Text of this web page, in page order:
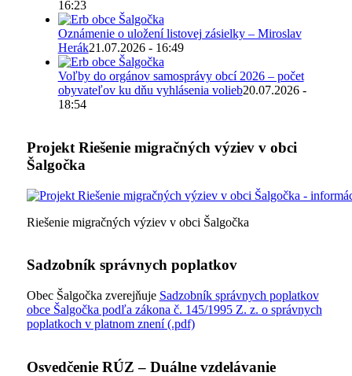
16:23
Oznámenie o uložení listovej zásielky – Miroslav
Herák21.07.2026 - 16:49
Voľby do orgánov samosprávy obcí 2026 – počet
obyvateľov ku dňu vyhlásenia volieb20.07.2026 -
18:54
Projekt Riešenie migračných výziev v obci
Šalgočka
Riešenie migračných výziev v obci Šalgočka
Sadzobník správnych poplatkov
Obec Šalgočka zverejňuje Sadzobník správnych poplatkov
obce Šalgočka podľa zákona č. 145/1995 Z. z. o správnych
poplatkoch v platnom znení (.pdf)
Osvedčenie RÚZ – Duálne vzdelávanie